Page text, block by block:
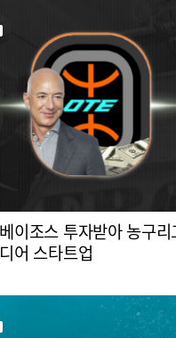
이조스 투자받아 농구리
어 스타트업